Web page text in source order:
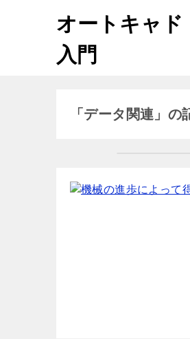
オートキャ
入門
「データ関連」の